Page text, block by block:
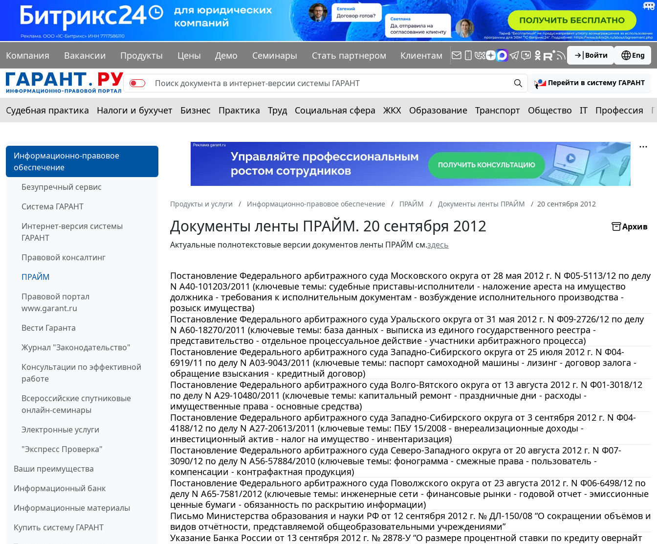
Компания Вакансии Продукты Цены Демо Семинары Стать партнером Клиентам Войти Eng
Перейти в систему ГАРАНТ
Судебная практика Налоги и бухучет Бизнес Практика Труд Социальная сфера ЖКХ Образование Транспорт Общество IT Профессия
Информационно-правовое
обеспечение
Безупречный сервис
Система ГАРАНТ
Интернет-версия системы
ГАРАНТ
Правовой консалтинг
ПРАЙМ
Правовой портал
www.garant.ru
Вести Гаранта
Журнал "Законодательство"
Консультации по эффективной
работе
Всероссийские спутниковые
онлайн-семинары
Электронные услуги
"Экспресс Проверка"
Ваши преимущества
Информационный банк
Информационные материалы
Купить систему ГАРАНТ
Продукты и услуги Информационно-правовое обеспечение ПРАЙМ Документы ленты ПРАЙМ 20 сентября 2012
Документы ленты ПРАЙМ. 20 сентября 2012
Архив
Актуальные полнотекстовые версии документов ленты ПРАЙМ см.здесь
Постановление Федерального арбитражного суда Московского округа от 28 мая 2012 г. N Ф05-5113/12 по делу
N А40-101203/2011 (ключевые темы: судебные приставы-исполнители - наложение ареста на имущество
должника - требования к исполнительным документам - возбуждение исполнительного производства -
розыск имущества)
Постановление Федерального арбитражного суда Уральского округа от 31 мая 2012 г. N Ф09-2726/12 по делу
N А60-18270/2011 (ключевые темы: база данных - выписка из единого государственного реестра -
представительство - отдельное процессуальное действие - участники арбитражного процесса)
Постановление Федерального арбитражного суда Западно-Сибирского округа от 25 июля 2012 г. N Ф04-
6919/11 по делу N А03-9043/2011 (ключевые темы: паспорт самоходной машины - лизинг - договор залога -
обращение взыскания - кредитный договор)
Постановление Федерального арбитражного суда Волго-Вятского округа от 13 августа 2012 г. N Ф01-3018/12
по делу N А29-10480/2011 (ключевые темы: капитальный ремонт - праздничные дни - расходы -
имущественные права - основные средства)
Постановление Федерального арбитражного суда Западно-Сибирского округа от 3 сентября 2012 г. N Ф04-
4188/12 по делу N А27-20613/2011 (ключевые темы: ПБУ 15/2008 - внереализационные доходы -
инвестиционный актив - налог на имущество - инвентаризация)
Постановление Федерального арбитражного суда Северо-Западного округа от 20 августа 2012 г. N Ф07-
3090/12 по делу N А56-57884/2010 (ключевые темы: фонограмма - смежные права - пользователь -
компенсации - контрафактная продукция)
Постановление Федерального арбитражного суда Поволжского округа от 23 августа 2012 г. N Ф06-6498/12 по
делу N А65-7581/2012 (ключевые темы: инженерные сети - финансовые рынки - годовой отчет - эмиссионные
ценные бумаги - обязанность по раскрытию информации)
Письмо Министерства образования и науки РФ от 12 сентября 2012 г. № ДЛ-150/08 “О сокращении объёмов и
видов отчётности, представляемой общеобразовательными учреждениями”
Указание Банка России от 13 сентября 2012 г. № 2878-У “О размере процентной ставки по кредиту овернайт